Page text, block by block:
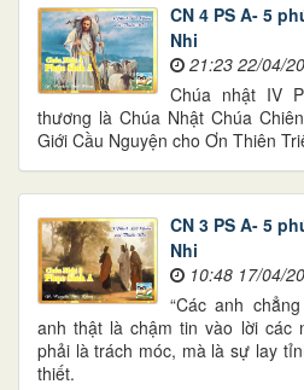
CN 4 PS A- 5
Nhi
21:23 22/04/
Chúa nhật IV
thương là Chúa Nhật Chúa
Giới Cầu Nguyện cho Ơn Thiên
CN 3 PS A- 5
Nhi
10:48 17/04/
“Các anh
anh thật là chậm tin vào lời các
phải là trách móc, mà là sự lay
thiết.